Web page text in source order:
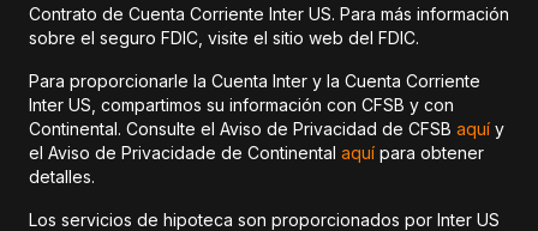
Contrato de Cuenta Corriente Inter US. Para más información
sobre el seguro FDIC, visite el sitio web del FDIC.
Para proporcionarle la Cuenta Inter y la Cuenta Corriente
Inter US, compartimos su información con CFSB y con
Continental. Consulte el Aviso de Privacidad de CFSB aquí y
el Aviso de Privacidade de Continental aquí para obtener
detalles.
Los servicios de hipoteca son proporcionados por Inter US